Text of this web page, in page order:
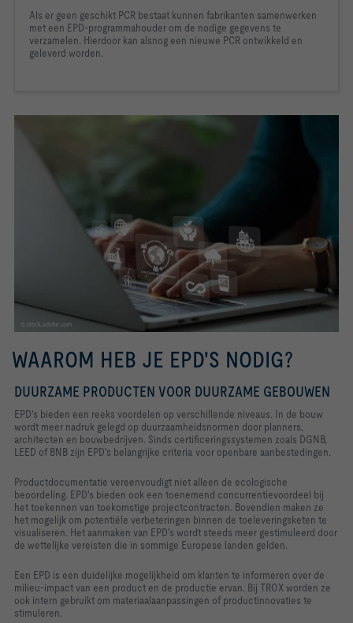
Als er geen geschikt PCR bestaat kunnen fabrikanten samenwerken
met een EPD-programmahouder om de nodige gegevens te
verzamelen. Hierdoor kan alsnog een nieuwe PCR ontwikkeld en
geleverd worden.
WAAROM HEB JE EPD'S NODIG?
DUURZAME PRODUCTEN VOOR DUURZAME GEBOUWEN
EPD's bieden een reeks voordelen op verschillende niveaus. In de bouw
wordt meer nadruk gelegd op duurzaamheidsnormen door planners,
architecten en bouwbedrijven. Sinds certificeringssystemen zoals DGNB,
LEED of BNB zijn EPD's belangrijke criteria voor openbare aanbestedingen.
Productdocumentatie vereenvoudigt niet alleen de ecologische
beoordeling. EPD's bieden ook een toenemend concurrentievoordeel bij
het toekennen van toekomstige projectcontracten. Bovendien maken ze
het mogelijk om potentiële verbeteringen binnen de toeleveringsketen te
visualiseren. Het aanmaken van EPD's wordt steeds meer gestimuleerd door
de wettelijke vereisten die in sommige Europese landen gelden.
Een EPD is een duidelijke mogelijkheid om klanten te informeren over de
milieu-impact van een product en de productie ervan. Bij TROX worden ze
ook intern gebruikt om materiaalaanpassingen of productinnovaties te
stimuleren.